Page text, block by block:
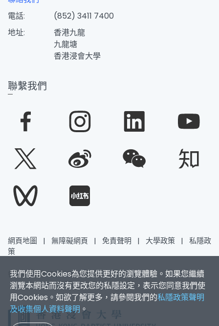
我們使用Cookies為您提供更好的瀏覽體驗。如果您繼續
瀏覽本網站而沒有更改您的私隱設定，表示您同意我們使
用Cookies。如欲了解更多，請參閱我們的私隱政策聲明
及收集個人資料聲明 。
電話:
(852) 3411 7400
地址:
香港九龍
九龍塘
香港浸會大學
聯繫我們
網頁地圖 | 無障礙網頁 | 免責聲明 | 大學政策 |
私隱政
策
香港浸會大學 版權所有 © 2026